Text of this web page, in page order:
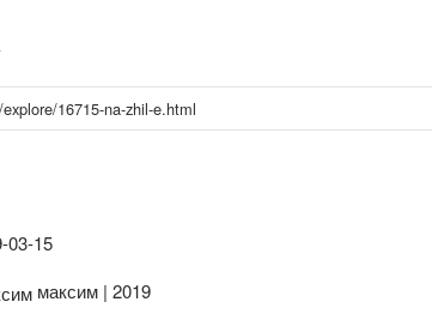
16715-na-zhil-e.html
03-15
максим | 2019